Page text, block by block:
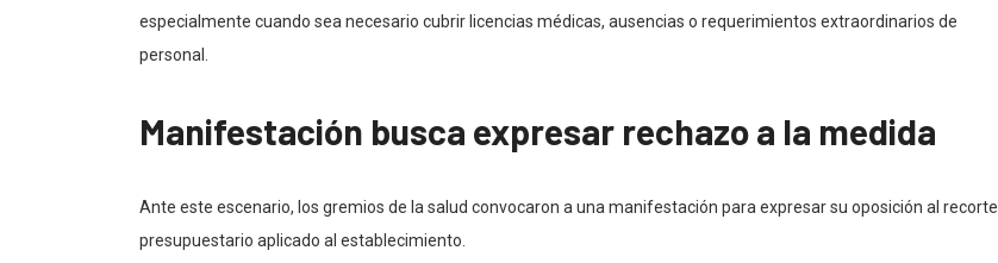
especialmente cuando sea necesario cubrir licencias médicas, ausencias o requerimientos extraordinarios de
personal.
Manifestación busca expresar rechazo a la medida
Ante este escenario, los gremios de la salud convocaron a una manifestación para expresar su oposición al recorte
presupuestario aplicado al establecimiento.